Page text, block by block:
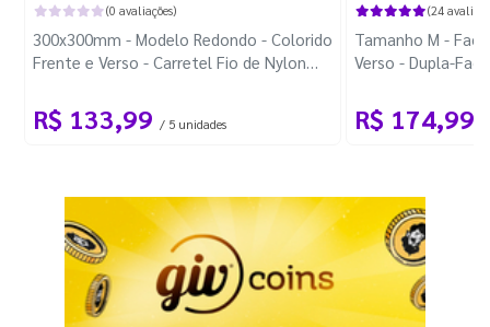
(0 avaliações)
300x300mm - Modelo Redondo - Colorido
Frente e Verso - Carretel Fio de Nylon
R$ 133,99 / 5 unidades
(24
Tamanho M -
Verso - Dupla-
R$ 174,99